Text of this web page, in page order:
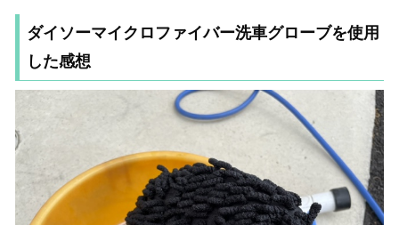
ダイソーマイクロファイバー洗車グローブを使用
した感想